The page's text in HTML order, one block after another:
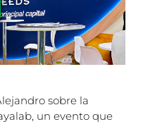
sobre la
un evento que